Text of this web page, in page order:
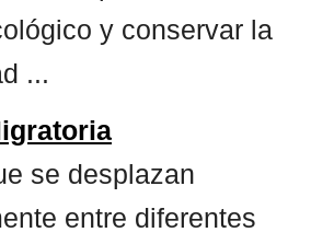
y conservar la
...
se desplazan
entre diferentes